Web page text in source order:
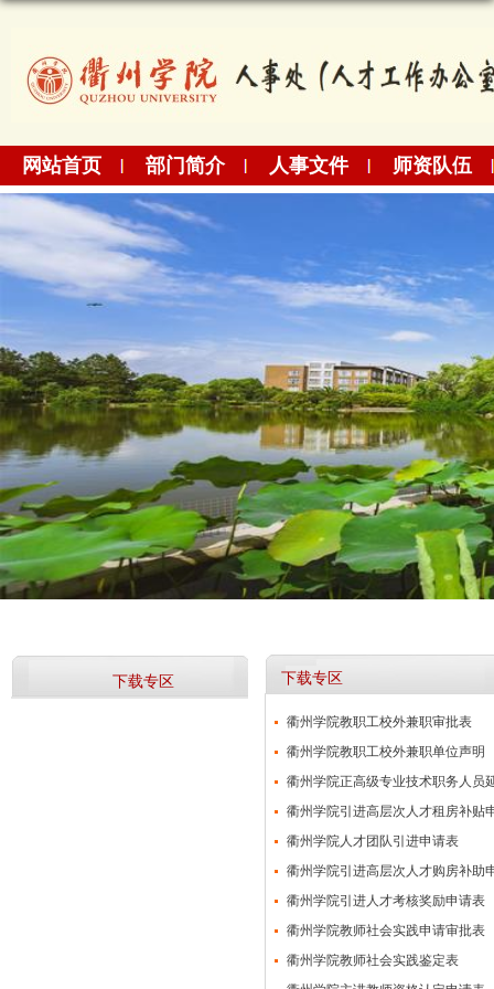
网站首页 部门简介 人事文件 师资队伍
下载专区 下载专区
衢州学院教职工校外兼职审批表
衢州学院教职工校外兼职单位声明
衢州学院正高级专业技术职务人员
衢州学院引进高层次人才租房补贴
衢州学院人才团队引进申请表
衢州学院引进高层次人才购房补助
衢州学院引进人才考核奖励申请表
衢州学院教师社会实践申请审批表
衢州学院教师社会实践鉴定表